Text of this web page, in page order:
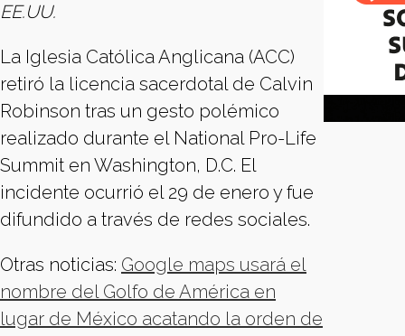
EE.UU.
La Iglesia Católica Anglicana (ACC)
retiró la licencia sacerdotal de Calvin
Robinson tras un gesto polémico
realizado durante el National Pro-Life
Summit en Washington, D.C. El
incidente ocurrió el 29 de enero y fue
difundido a través de redes sociales.
Otras noticias: Google maps usará el
nombre del Golfo de América en
lugar de México acatando la orden de